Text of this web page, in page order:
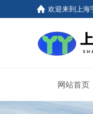
欢迎来到上海
网站首页